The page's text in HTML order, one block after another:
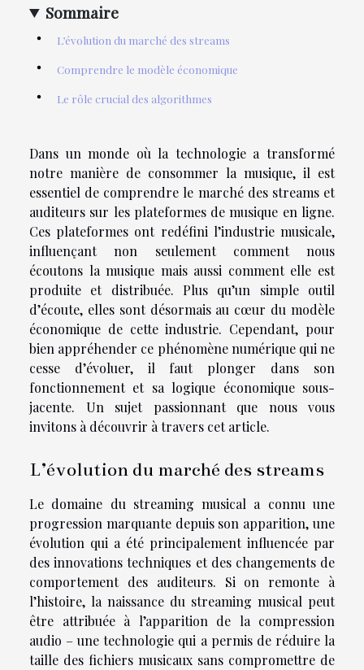
Sommaire
L’évolution du marché des streams
Comprendre le modèle économique
Le rôle crucial des algorithmes
Dans un monde où la technologie a transformé
notre manière de consommer la musique, il est
essentiel de comprendre le marché des streams et
auditeurs sur les plateformes de musique en ligne.
Ces plateformes ont redéfini l’industrie musicale,
influençant non seulement comment nous
écoutons la musique mais aussi comment elle est
produite et distribuée. Plus qu’un simple outil
d’écoute, elles sont désormais au cœur du modèle
économique de cette industrie. Cependant, pour
bien appréhender ce phénomène numérique qui ne
cesse d’évoluer, il faut plonger dans son
fonctionnement et sa logique économique sous-
jacente. Un sujet passionnant que nous vous
invitons à découvrir à travers cet article.
L’évolution du marché des streams
Le domaine du streaming musical a connu une
progression marquante depuis son apparition, une
évolution qui a été principalement influencée par
des innovations techniques et des changements de
comportement des auditeurs. Si on remonte à
l’histoire, la naissance du streaming musical peut
être attribuée à l’apparition de la compression
audio – une technologie qui a permis de réduire la
taille des fichiers musicaux sans compromettre de